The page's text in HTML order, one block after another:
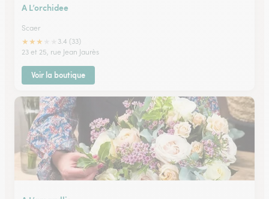
A L’orchidee
Scaer
★★★
3.4 (33)
23 et 25, rue Jean Jaurès
Voir la boutique